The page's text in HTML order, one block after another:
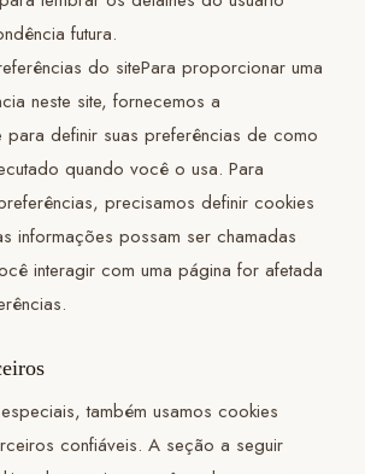
futura.
do sitePara proporcionar uma
neste site, fornecemos a
para definir suas preferências de como
quando você o usa. Para
precisamos definir cookies
informações possam ser chamadas
interagir com uma página for afetada
também usamos cookies
confiáveis. A seção a seguir